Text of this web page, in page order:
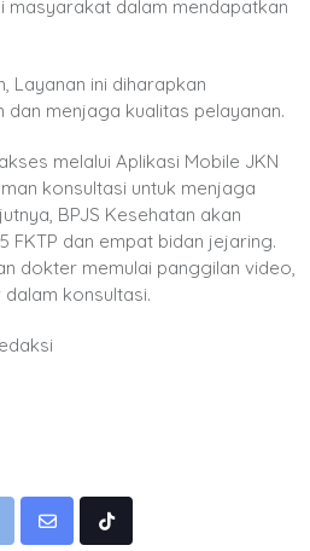
masyarakat dalam mendapatkan
Layanan ini diharapkan
dan menjaga kualitas pelayanan.
melalui Aplikasi Mobile JKN
konsultasi untuk menjaga
BPJS Kesehatan akan
FKTP dan empat bidan jejaring.
dokter memulai panggilan video,
konsultasi.
Share
Tiktok